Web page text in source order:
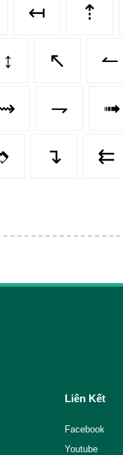
↤ ⇡
↕️ ↖ ↼
⇁ ➟
↴ ⇇
Liên Kết
Facebook
Youtube